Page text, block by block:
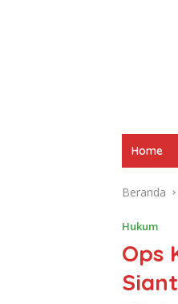
Home
Beranda
Hukum
Ops